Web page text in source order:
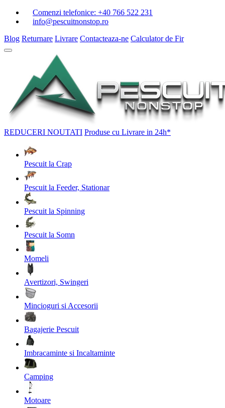
Comenzi telefonice: +40 766 522 231
info@pescuitnonstop.ro
Blog Returnare Livrare Contacteaza-ne Calculator de Fir
REDUCERI NOUTATI Produse cu Livrare in 24h*
Pescuit la Crap
Pescuit la Feeder, Stationar
Pescuit la Spinning
Pescuit la Somn
Momeli
Avertizori, Swingeri
Mincioguri si Accesorii
Bagajerie Pescuit
Imbracaminte si Incaltaminte
Camping
Motoare